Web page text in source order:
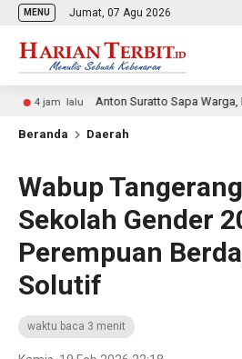
MENU Jumat, 07 Agu 2026
lalu Anton Suratto Sapa Warga, Bawa
Beranda Daerah
Wabup
Sekolah Gender
Perempuan
Solutif
waktu baca 3 menit